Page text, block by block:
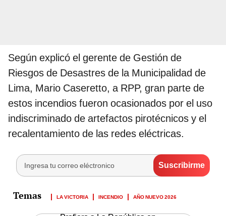
Según explicó el gerente de Gestión de
Riesgos de Desastres de la Municipalidad de
Lima, Mario Caseretto, a RPP, gran parte de
estos incendios fueron ocasionados por el uso
indiscriminado de artefactos pirotécnicos y el
recalentamiento de las redes eléctricas.
LA VICTORIA INCENDIO AÑO NUEVO 2026